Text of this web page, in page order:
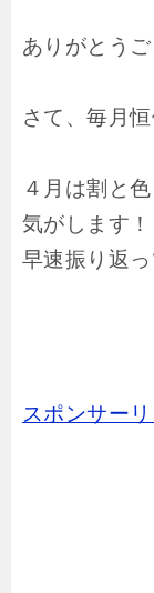
ありがとうご
さて、毎月
４月は割と
気がします！
早速振り返
スポンサーリ